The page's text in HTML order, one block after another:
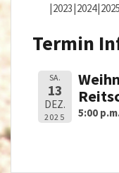
2023 2024 2025
Termin
SA.
13
DEZ.
2025 5:00